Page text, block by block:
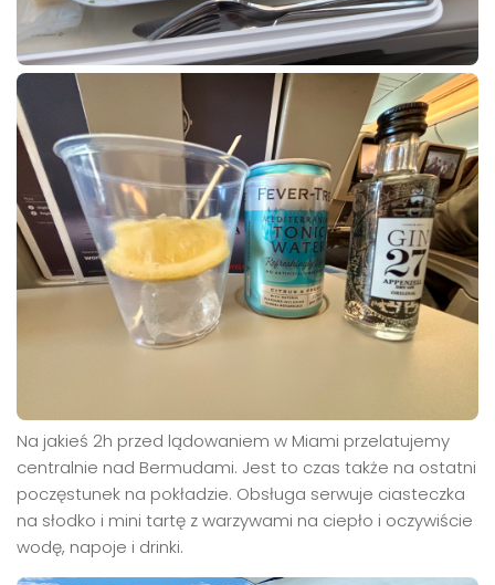
Na jakieś 2h przed lądowaniem w Miami przelatujemy
centralnie nad Bermudami. Jest to czas także na ostatni
poczęstunek na pokładzie. Obsługa serwuje ciasteczka
na słodko i mini tartę z warzywami na ciepło i oczywiście
wodę, napoje i drinki.